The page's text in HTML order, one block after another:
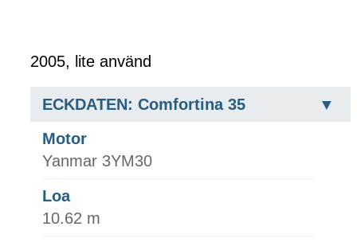
2005, lite använd
ECKDATEN: Comfortina 35
Motor
Yanmar 3YM30
Loa
10.62 m